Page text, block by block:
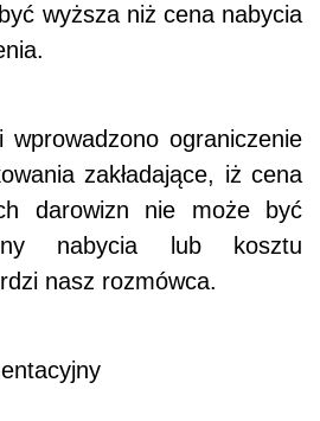
wyższa niż cena nabycia
ograniczenie
zakładające, iż cena
darowizn nie może być
nabycia lub kosztu
nasz rozmówca.